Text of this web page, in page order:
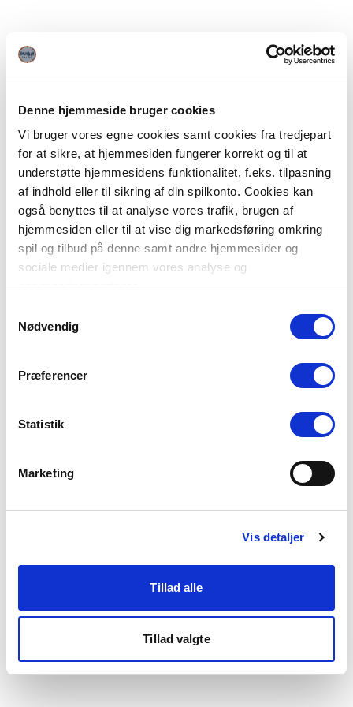
Denne hjemmeside bruger cookies
Vi bruger vores egne cookies samt cookies fra tredjepart
for at sikre, at hjemmesiden fungerer korrekt og til at
understøtte hjemmesidens funktionalitet, f.eks. tilpasning
af indhold eller til sikring af din spilkonto. Cookies kan
også benyttes til at analyse vores trafik, brugen af
hjemmesiden eller til at vise dig markedsføring omkring
spil og tilbud på denne samt andre hjemmesider og
sociale medier igennem vores analyse og
Du kan læse mere om vores brug af cookies under
"Detaljer" eller ved at klikke videre til vores Cookiepolitik,
Nødvendig
Præferencer
Statistik
Marketing
Vis detaljer
Tillad alle
Tillad valgte